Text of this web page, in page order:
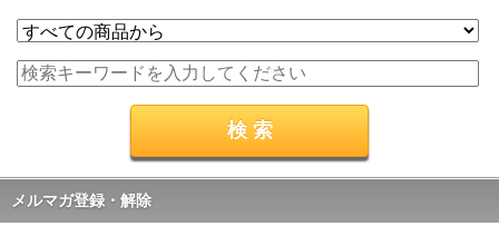
メルマガ登録・解除